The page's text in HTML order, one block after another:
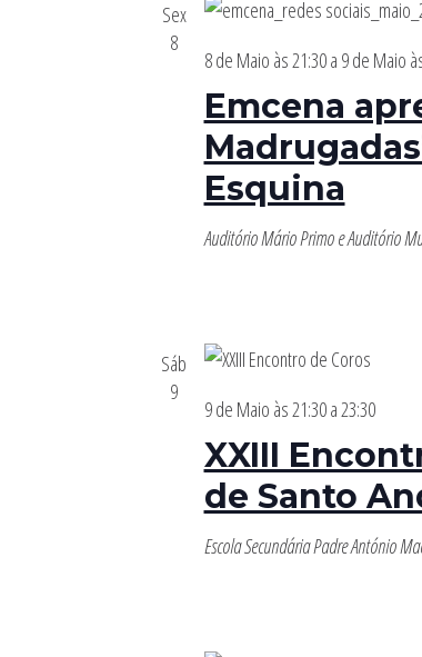
Sex
8
Emcena
Esquina
8 de Maio às 21:30a 9 de Maio
Auditório Mário Primo e Auditório
Sáb
9
XXIII
de Santo
9 de Maio às 21:30a23:30
Escola Secundária Padre António